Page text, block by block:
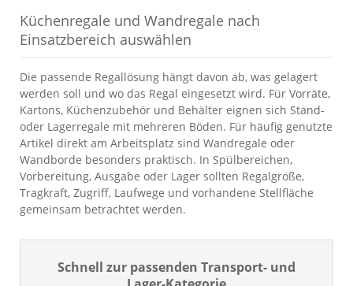
Küchenregale und Wandregale nach
Einsatzbereich auswählen
Die passende Regallösung hängt davon ab, was gelagert
werden soll und wo das Regal eingesetzt wird. Für Vorräte,
Kartons, Küchenzubehör und Behälter eignen sich Stand-
oder Lagerregale mit mehreren Böden. Für häufig genutzte
Artikel direkt am Arbeitsplatz sind Wandregale oder
Wandborde besonders praktisch. In Spülbereichen,
Vorbereitung, Ausgabe oder Lager sollten Regalgröße,
Tragkraft, Zugriff, Laufwege und vorhandene Stellfläche
gemeinsam betrachtet werden.
Schnell zur passenden Transport- und